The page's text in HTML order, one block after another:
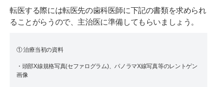
転医する際には転医先の歯科医師に下記の書類を求められ
ることがらうので、主治医に準備してもらいましょう。
① 治療当初の資料
・頭部X線規格写真(セファログラム)、パノラマX線写真等のレントゲン
画像